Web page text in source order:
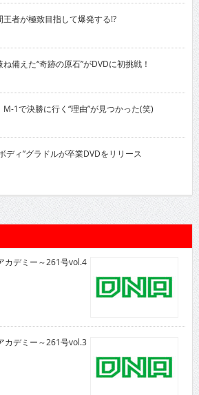
者が極致目指して爆発する!?
備えた“奇跡の原石”がDVDに初挑戦！
1で決勝に行く“理由”が見つかった(笑)
ィ”グラドルが卒業DVDをリリース
カデミー～261号vol.4
カデミー～261号vol.3